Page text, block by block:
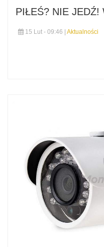
PIŁEŚ? NIE JEDŹ!
15 Lut - 09:46 | Aktualności